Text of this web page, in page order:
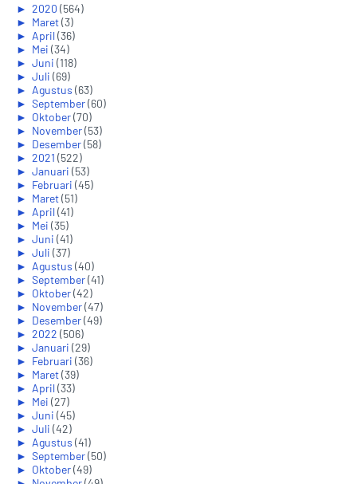
► 2020 (564)
► Maret(3)
► April(36)
► Mei (34)
► Juni (118)
► Juli (69)
► Agustus (63)
► September(60)
► Oktober(70)
► November(53)
► Desember(58)
► 2021 (522)
► Januari (53)
► Februari (45)
► Maret(51)
► April(41)
► Mei (35)
► Juni (41)
► Juli (37)
► Agustus (40)
► September(41)
► Oktober(42)
► November(47)
► Desember(49)
► 2022 (506)
► Januari (29)
► Februari (36)
► Maret(39)
► April(33)
► Mei (27)
► Juni (45)
► Juli (42)
► Agustus (41)
► September(50)
► Oktober(49)